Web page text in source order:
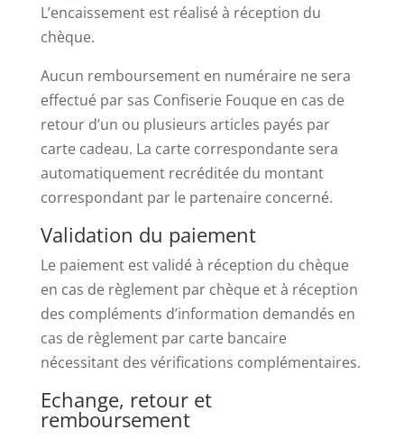
L’encaissement est réalisé à réception du
chèque.
Aucun remboursement en numéraire ne sera
effectué par sas Confiserie Fouque en cas de
retour d’un ou plusieurs articles payés par
carte cadeau. La carte correspondante sera
automatiquement recréditée du montant
correspondant par le partenaire concerné.
Validation du paiement
Le paiement est validé à réception du chèque
en cas de règlement par chèque et à réception
des compléments d’information demandés en
cas de règlement par carte bancaire
nécessitant des vérifications complémentaires.
Echange, retour et
remboursement